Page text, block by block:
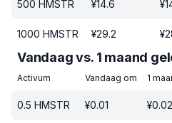
500 HMSTR ¥14.6 ¥
1000 HMSTR ¥29.2 ¥
Vandaag vs. 1 maand
Activum Vandaag om 1
0.5 HMSTR ¥0.01 ¥0.02